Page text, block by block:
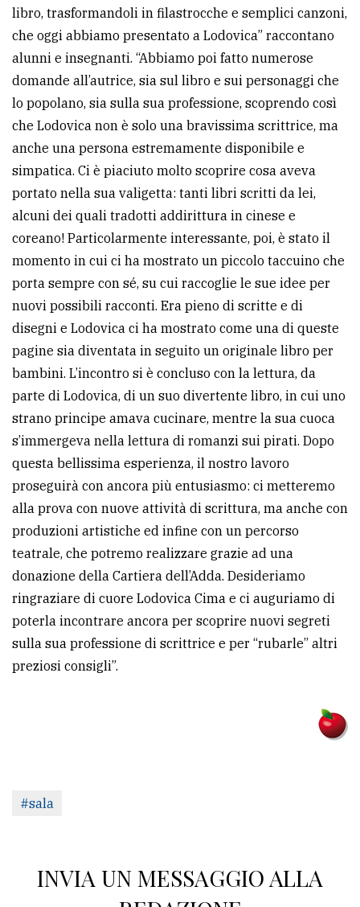
libro, trasformandoli in filastrocche e semplici canzoni,
che oggi abbiamo presentato a Lodovica” raccontano
alunni e insegnanti. “Abbiamo poi fatto numerose
domande all’autrice, sia sul libro e sui personaggi che
lo popolano, sia sulla sua professione, scoprendo così
che Lodovica non è solo una bravissima scrittrice, ma
anche una persona estremamente disponibile e
simpatica. Ci è piaciuto molto scoprire cosa aveva
portato nella sua valigetta: tanti libri scritti da lei,
alcuni dei quali tradotti addirittura in cinese e
coreano! Particolarmente interessante, poi, è stato il
momento in cui ci ha mostrato un piccolo taccuino che
porta sempre con sé, su cui raccoglie le sue idee per
nuovi possibili racconti. Era pieno di scritte e di
disegni e Lodovica ci ha mostrato come una di queste
pagine sia diventata in seguito un originale libro per
bambini. L’incontro si è concluso con la lettura, da
parte di Lodovica, di un suo divertente libro, in cui uno
strano principe amava cucinare, mentre la sua cuoca
s’immergeva nella lettura di romanzi sui pirati. Dopo
questa bellissima esperienza, il nostro lavoro
proseguirà con ancora più entusiasmo: ci metteremo
alla prova con nuove attività di scrittura, ma anche con
produzioni artistiche ed infine con un percorso
teatrale, che potremo realizzare grazie ad una
donazione della Cartiera dell’Adda. Desideriamo
ringraziare di cuore Lodovica Cima e ci auguriamo di
poterla incontrare ancora per scoprire nuovi segreti
sulla sua professione di scrittrice e per “rubarle” altri
preziosi consigli”.
#sala
INVIA UN MESSAGGIO ALLA